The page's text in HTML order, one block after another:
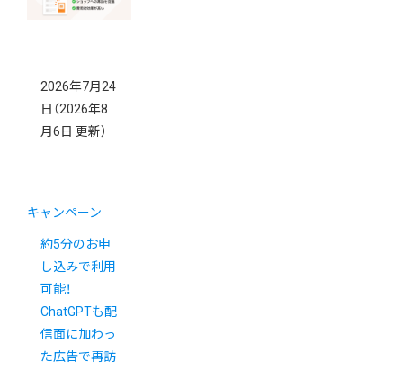
2026年7月24
日 （2026年8
月6日 更新）
キャンペーン
約5分のお申
し込みで利用
可能！
ChatGPTも配
信面に加わっ
た広告で再訪